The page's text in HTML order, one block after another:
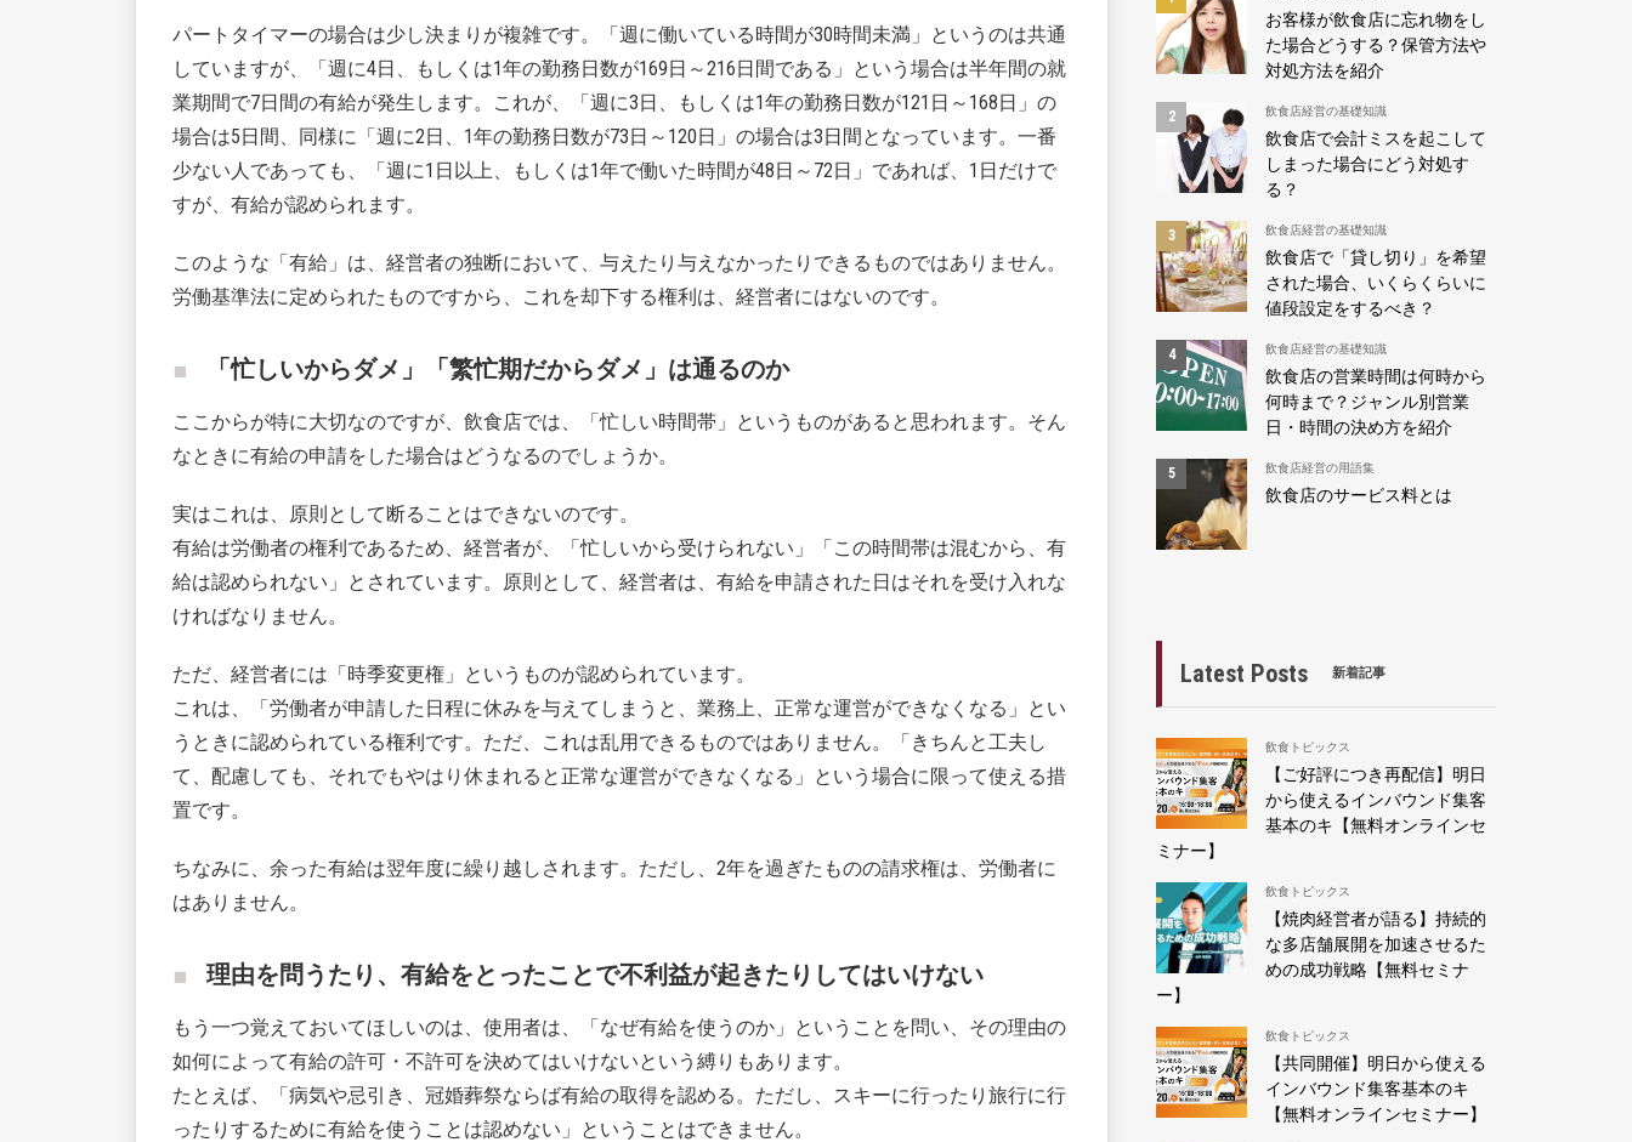
パートタイマーの場合は少し決まりが複雑です。「週に働いている時間が30時間未満」というのは共通
していますが、「週に4日、もしくは1年の勤務日数が169日～216日間である」という場合は半年間の就
業期間で7日間の有給が発生します。これが、「週に3日、もしくは1年の勤務日数が121日～168日」の
場合は5日間、同様に「週に2日、1年の勤務日数が73日～120日」の場合は3日間となっています。一番
少ない人であっても、「週に1日以上、もしくは1年で働いた時間が48日～72日」であれば、1日だけで
すが、有給が認められます。
このような「有給」は、経営者の独断において、与えたり与えなかったりできるものではありません。
労働基準法に定められたものですから、これを却下する権利は、経営者にはないのです。
「忙しいからダメ」「繁忙期だからダメ」は通るのか
ここからが特に大切なのですが、飲食店では、「忙しい時間帯」というものがあると思われます。そん
なときに有給の申請をした場合はどうなるのでしょうか。
実はこれは、原則として断ることはできないのです。
有給は労働者の権利であるため、経営者が、「忙しいから受けられない」「この時間帯は混むから、有
給は認められない」とされています。原則として、経営者は、有給を申請された日はそれを受け入れな
ければなりません。
ただ、経営者には「時季変更権」というものが認められています。
これは、「労働者が申請した日程に休みを与えてしまうと、業務上、正常な運営ができなくなる」とい
うときに認められている権利です。ただ、これは乱用できるものではありません。「きちんと工夫し
て、配慮しても、それでもやはり休まれると正常な運営ができなくなる」という場合に限って使える措
置です。
ちなみに、余った有給は翌年度に繰り越しされます。ただし、2年を過ぎたものの請求権は、労働者に
はありません。
理由を問うたり、有給をとったことで不利益が起きたりしてはいけない
もう一つ覚えておいてほしいのは、使用者は、「なぜ有給を使うのか」ということを問い、その理由の
如何によって有給の許可・不許可を決めてはいけないという縛りもあります。
たとえば、「病気や忌引き、冠婚葬祭ならば有給の取得を認める。ただし、スキーに行ったり旅行に行
ったりするために有給を使うことは認めない」ということはできません。
お客様が飲食店に忘れ物をし
た場合どうする？保管方法や
対処方法を紹介
飲食店経営の基礎知識
飲食店で会計ミスを起こして
しまった場合にどう対処す
る？
飲食店経営の基礎知識
飲食店で「貸し切り」を希望
された場合、いくらくらいに
値段設定をするべき？
飲食店経営の基礎知識
飲食店の営業時間は何時から
何時まで？ジャンル別営業
日・時間の決め方を紹介
飲食店経営の用語集
飲食店のサービス料とは
Latest Posts 新着記事
飲食トピックス
【ご好評につき再配信】明日
から使えるインバウンド集客
基本のキ【無料オンラインセ
ミナー】
飲食トピックス
【焼肉経営者が語る】持続的
な多店舗展開を加速させるた
めの成功戦略【無料セミナ
ー】
飲食トピックス
【共同開催】明日から使える
インバウンド集客基本のキ
【無料オンラインセミナー】